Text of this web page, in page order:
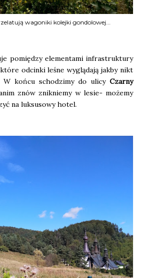
wagoniki kolejki gondolowej...
pomiędzy elementami infrastruktury
odcinki leśne wyglądają jakby nikt
W końcu schodzimy do ulicy Czarny
znów znikniemy w lesie- możemy
na luksusowy hotel.